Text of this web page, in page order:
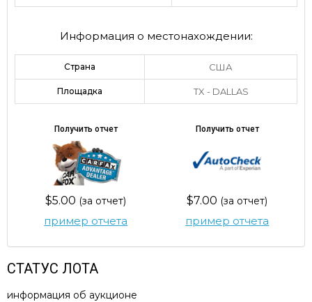
Информация о местонахождении:
Страна США
Площадка TX - DALLAS
Получить отчет
$5.00 (за отчет)
пример отчета
Получить отчет
$7.00 (за отчет)
пример отчета
СТАТУС ЛОТА
информация об аукционе